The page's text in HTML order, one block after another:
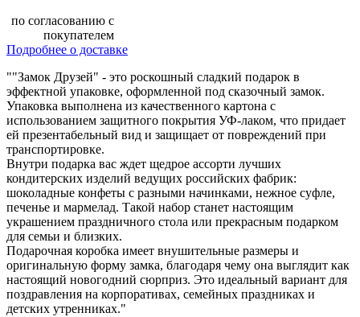
по согласованию с
покупателем
Подробнее о доставке
""Замок Друзей" - это роскошный сладкий подарок в
эффектной упаковке, оформленной под сказочный замок.
Упаковка выполнена из качественного картона с
использованием защитного покрытия УФ-лаком, что придает
ей презентабельный вид и защищает от повреждений при
транспортировке.
Внутри подарка вас ждет щедрое ассорти лучших
кондитерских изделий ведущих российских фабрик:
шоколадные конфеты с разными начинками, нежное суфле,
печенье и мармелад. Такой набор станет настоящим
украшением праздничного стола или прекрасным подарком
для семьи и близких.
Подарочная коробка имеет внушительные размеры и
оригинальную форму замка, благодаря чему она выглядит как
настоящий новогодний сюрприз. Это идеальный вариант для
поздравления на корпоративах, семейных праздниках и
детских утренниках."